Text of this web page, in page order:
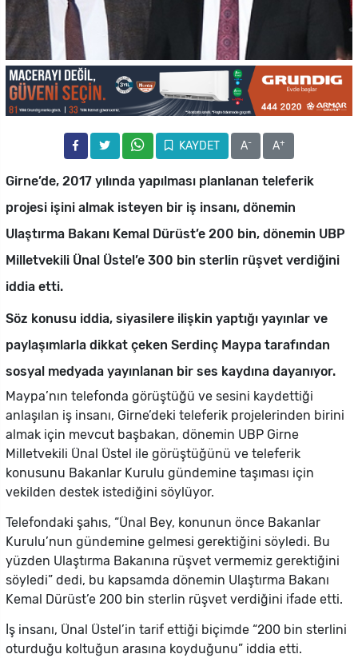
KAYDET A- A+
Girne’de, 2017 yılında yapılması planlanan teleferik
projesi işini almak isteyen bir iş insanı, dönemin
Ulaştırma Bakanı Kemal Dürüst’e 200 bin, dönemin UBP
Milletvekili Ünal Üstel’e 300 bin sterlin rüşvet verdiğini
iddia etti.
Söz konusu iddia, siyasilere ilişkin yaptığı yayınlar ve
paylaşımlarla dikkat çeken Serdinç Maypa tarafından
sosyal medyada yayınlanan bir ses kaydına dayanıyor.
Maypa’nın telefonda görüştüğü ve sesini kaydettiği
anlaşılan iş insanı, Girne’deki teleferik projelerinden birini
almak için mevcut başbakan, dönemin UBP Girne
Milletvekili Ünal Üstel ile görüştüğünü ve teleferik
konusunu Bakanlar Kurulu gündemine taşıması için
vekilden destek istediğini söylüyor.
Telefondaki şahıs, “Ünal Bey, konunun önce Bakanlar
Kurulu’nun gündemine gelmesi gerektiğini söyledi. Bu
yüzden Ulaştırma Bakanına rüşvet vermemiz gerektiğini
söyledi” dedi, bu kapsamda dönemin Ulaştırma Bakanı
Kemal Dürüst’e 200 bin sterlin rüşvet verdiğini ifade etti.
İş insanı, Ünal Üstel’in tarif ettiği biçimde “200 bin sterlini
oturduğu koltuğun arasına koyduğunu” iddia etti.